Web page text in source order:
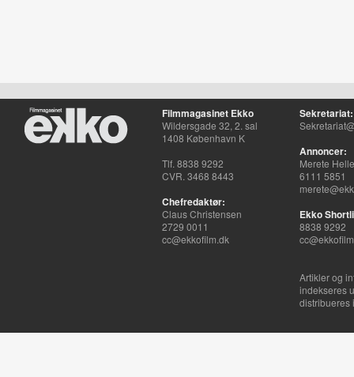
Filmmagasinet Ekko
Wildersgade 32, 2. sal
1408 København K
Tlf. 8838 9292
CVR. 3468 8443
Chefredaktør:
Claus Christensen
2729 0011
cc@ekkofilm.dk
Sekretariat:
Annoncer:
Merete
6111 5851
Ekko
8838 9292
Artikler og
indekseres
distribueres